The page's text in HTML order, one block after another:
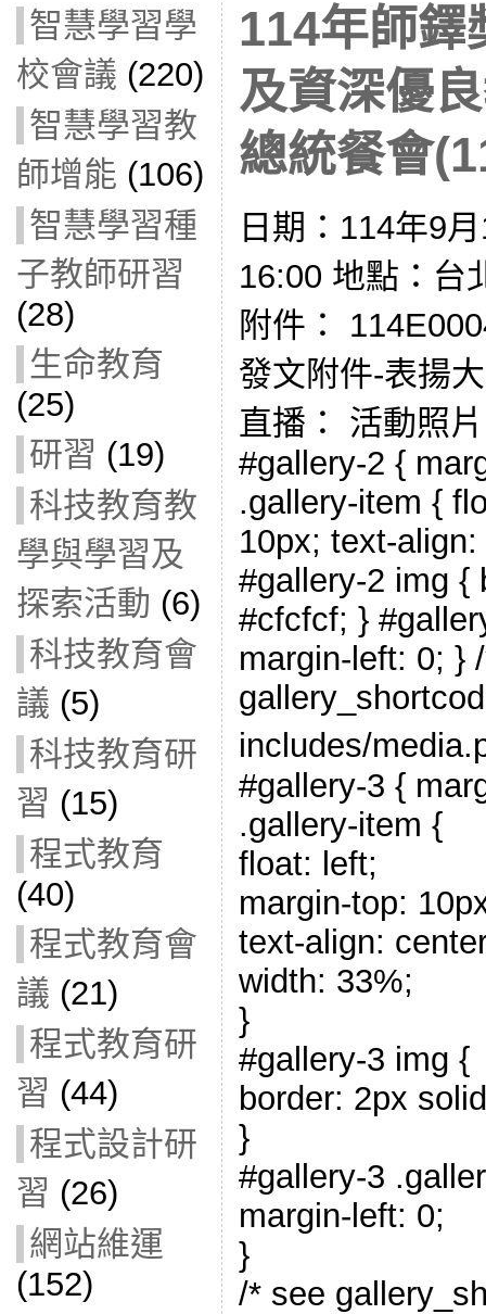
智慧學習學
校會議 (220)
智慧學習教
師增能 (106)
智慧學習種
子教師研習
(28)
生命教育
(25)
研習 (19)
科技教育教
學與學習及
探索活動 (6)
科技教育會
議 (5)
科技教育研
習 (15)
程式教育
(40)
程式教育會
議 (21)
程式教育研
習 (44)
程式設計研
習 (26)
網站維運
(152)
114年師鐸
及資深優
總統餐會
日期：114年9
16:00 地點：台
附件：
發文附件-表揚
直播： 活動照
#gallery-2 {
.gallery-item {
10px; text-
#gallery-2 img {
#cfcfcf; }
margin-left: 0; }
includes/
#gallery-3 {
.gallery-item {
float: left;
margin-top:
text-align:
width: 33%;
}
#gallery-3 img {
border: 2px
}
#gallery-3
margin-left: 0;
}
/* see